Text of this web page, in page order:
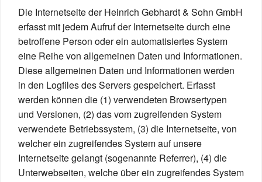
Die Internetseite der Heinrich Gebhardt & Sohn GmbH
erfasst mit jedem Aufruf der Internetseite durch eine
betroffene Person oder ein automatisiertes System
eine Reihe von allgemeinen Daten und Informationen.
Diese allgemeinen Daten und Informationen werden
in den Logfiles des Servers gespeichert. Erfasst
werden können die (1) verwendeten Browsertypen
und Versionen, (2) das vom zugreifenden System
verwendete Betriebssystem, (3) die Internetseite, von
welcher ein zugreifendes System auf unsere
Internetseite gelangt (sogenannte Referrer), (4) die
Unterwebseiten, welche über ein zugreifendes System